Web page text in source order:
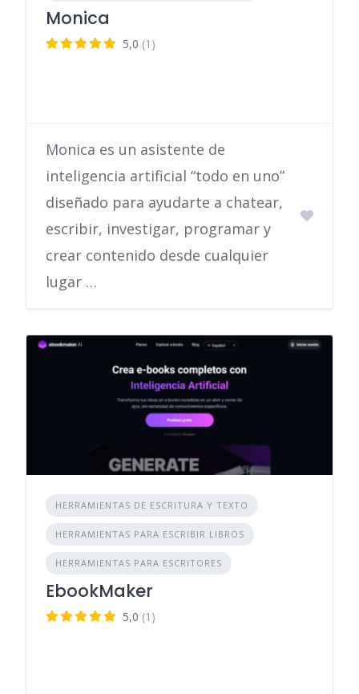
Monica
5,0 (1)
Monica es un asistente de
inteligencia artificial “todo en uno”
diseñado para ayudarte a chatear,
escribir, investigar, programar y
crear contenido desde cualquier
lugar …
HERRAMIENTAS DE ESCRITURA Y TEXTO
HERRAMIENTAS PARA ESCRIBIR LIBROS
HERRAMIENTAS PARA ESCRITORES
EbookMaker
5,0 (1)